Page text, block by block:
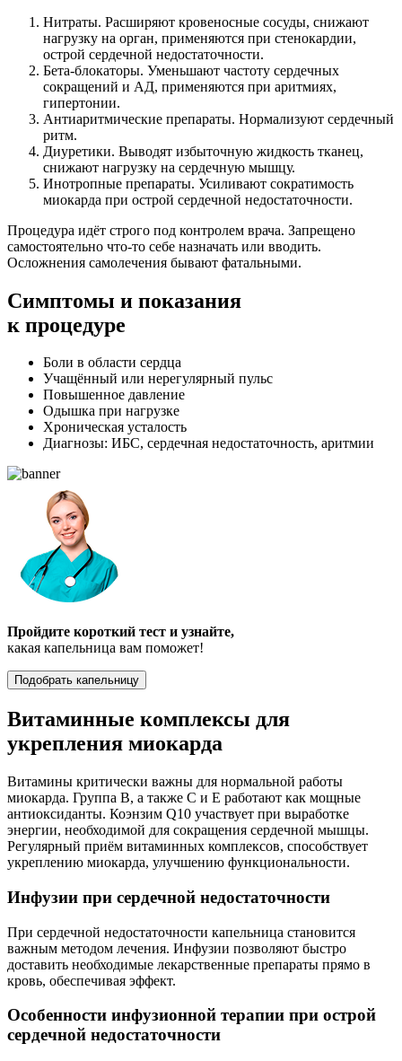
Нитраты. Расширяют кровеносные сосуды, снижают
нагрузку на орган, применяются при стенокардии,
острой сердечной недостаточности.
Бета-блокаторы. Уменьшают частоту сердечных
сокращений и АД, применяются при аритмиях,
гипертонии.
Антиаритмические препараты. Нормализуют сердечный
ритм.
Диуретики. Выводят избыточную жидкость тканец,
снижают нагрузку на сердечную мышцу.
Инотропные препараты. Усиливают сократимость
миокарда при острой сердечной недостаточности.
Процедура идёт строго под контролем врача. Запрещено
самостоятельно что-то себе назначать или вводить.
Осложнения самолечения бывают фатальными.
Симптомы и показания
к процедуре
Боли в области сердца
Учащённый или нерегулярный пульс
Повышенное давление
Одышка при нагрузке
Хроническая усталость
Диагнозы: ИБС, сердечная недостаточность, аритмии
Пройдите короткий тест и узнайте,
какая капельница вам поможет!
Подобрать капельницу
Витаминные комплексы для
укрепления миокарда
Витамины критически важны для нормальной работы
миокарда. Группа B, а также C и E работают как мощные
антиоксиданты. Коэнзим Q10 участвует при выработке
энергии, необходимой для сокращения сердечной мышцы.
Регулярный приём витаминных комплексов, способствует
укреплению миокарда, улучшению функциональности.
Инфузии при сердечной недостаточности
При сердечной недостаточности капельница становится
важным методом лечения. Инфузии позволяют быстро
доставить необходимые лекарственные препараты прямо в
кровь, обеспечивая эффект.
Особенности инфузионной терапии при острой
сердечной недостаточности